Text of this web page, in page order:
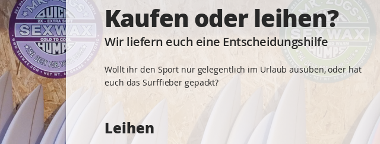
Kaufen oder leihen?
Wir liefern euch eine Entscheidungshilfe
Wollt ihr den Sport nur gelegentlich im Urlaub ausüben, oder hat
euch das Surffieber gepackt?
Leihen